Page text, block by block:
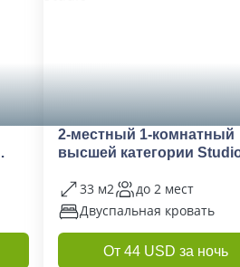
2-местный 1-комнатный
высшей категории
33 м2
до 2 мест
Двуспальная кровать
От 44 USD за ночь